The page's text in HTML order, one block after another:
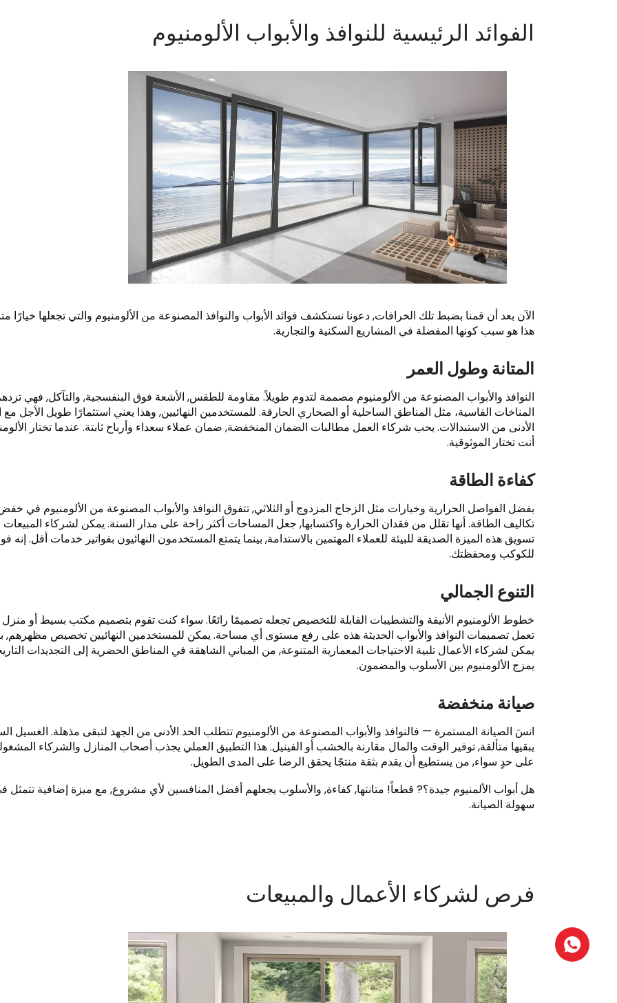
الفوائد الرئيسية للنوافذ والأبواب الألومنيوم
الآن بعد أن قمنا بضبط تلك الخرافات, دعونا نستكشف فوائد الأبواب والنوافذ المصنوعة من الألومنيوم والتي تجعلها خيارًا
هذا هو سبب كونها المفضلة في المشاريع السكنية والتجارية.
المتانة وطول العمر
النوافذ والأبواب المصنوعة من الألومنيوم مصممة لتدوم طويلاً. مقاومة للطقس, الأشعة فوق البنفسجية, والتآكل, فهي
المناخات القاسية، مثل المناطق الساحلية أو الصحاري الحارقة. للمستخدمين النهائيين, وهذا يعني استثمارًا طويل الأجل مع
الأدنى من الاستبدالات. يحب شركاء العمل مطالبات الضمان المنخفضة, ضمان عملاء سعداء وأرباح ثابتة. عندما تختار
أنت تختار الموثوقية.
كفاءة الطاقة
بفضل الفواصل الحرارية وخيارات مثل الزجاج المزدوج أو الثلاثي, تتفوق النوافذ والأبواب المصنوعة من الألومنيوم في
تكاليف الطاقة. أنها تقلل من فقدان الحرارة واكتسابها, جعل المساحات أكثر راحة على مدار السنة. يمكن لشركاء المبيعات
تسويق هذه الميزة الصديقة للبيئة للعملاء المهتمين بالاستدامة, بينما يتمتع المستخدمون النهائيون بفواتير خدمات أقل. إنه
للكوكب ومحفظتك.
التنوع الجمالي
خطوط الألومنيوم الأنيقة والتشطيبات القابلة للتخصيص تجعله تصميمًا رائعًا. سواء كنت تقوم بتصميم مكتب بسيط أو
تعمل تصميمات النوافذ والأبواب الحديثة هذه على رفع مستوى أي مساحة. يمكن للمستخدمين النهائيين تخصيص مظهرهم,
يمكن لشركاء الأعمال تلبية الاحتياجات المعمارية المتنوعة, من المباني الشاهقة في المناطق الحضرية إلى التجديدات
يمزج الألومنيوم بين الأسلوب والمضمون.
صيانة منخفضة
انسَ الصيانة المستمرة — فالنوافذ والأبواب المصنوعة من الألومنيوم تتطلب الحد الأدنى من الجهد لتبقى مذهلة. الغسيل
يبقيها متألقة, توفير الوقت والمال مقارنة بالخشب أو الفينيل. هذا التطبيق العملي يجذب أصحاب المنازل والشركاء
على حدٍ سواء, من يستطيع أن يقدم بثقة منتجًا يحقق الرضا على المدى الطويل.
هل أبواب الألمنيوم جيدة؟? قطعاً! متانتها, كفاءة, والأسلوب يجعلهم أفضل المنافسين لأي مشروع, مع ميزة إضافية تتمثل
سهولة الصيانة.
فرص لشركاء الأعمال والمبيعات